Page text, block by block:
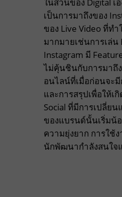
เป็นการมาถึงของ
ของ Live Video ที่ท
มากมายเช่นการเล่น
Instagram มี
ไม่คุ้นชินกับการมาถึ
อนไลน์ที่เมื่อก่อนจะ
และการสรุปเพื่อให้
Social ที่มีการเปลี่ย
ของแบรนด์นั้นเริ่มน้
ความยุ่งยาก การใช้
นักพัฒนากำลังสนใจ